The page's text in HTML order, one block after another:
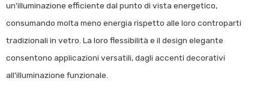
un'illuminazione efficiente dal punto di vista energetico,
consumando molta meno energia rispetto alle loro controparti
tradizionali in vetro. La loro flessibilità e il design elegante
consentono applicazioni versatili, dagli accenti decorativi
all'illuminazione funzionale.